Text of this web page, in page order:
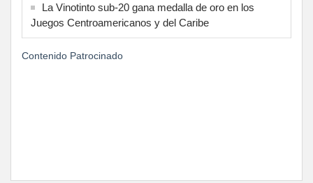
La Vinotinto sub-20 gana medalla de oro en los
Juegos Centroamericanos y del Caribe
Contenido Patrocinado